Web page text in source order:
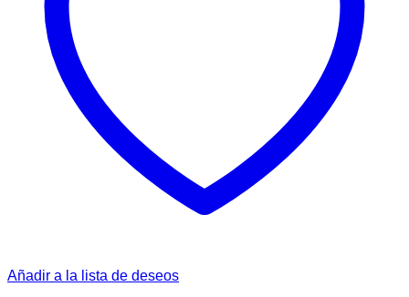
Añadir a la lista de deseos